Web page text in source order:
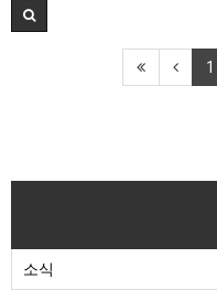
1
소식